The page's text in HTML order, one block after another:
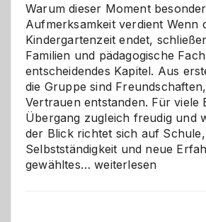
Warum dieser Moment
Aufmerksamkeit verdient Wenn
Kindergartenzeit endet,
Familien und pädagogische
entscheidendes Kapitel. Aus
die Gruppe sind
Vertrauen entstanden. Für viele
Übergang zugleich freudig und
der Blick richtet sich auf Schule,
Selbstständigkeit und neue
gewähltes…Abschied
weiterlesen